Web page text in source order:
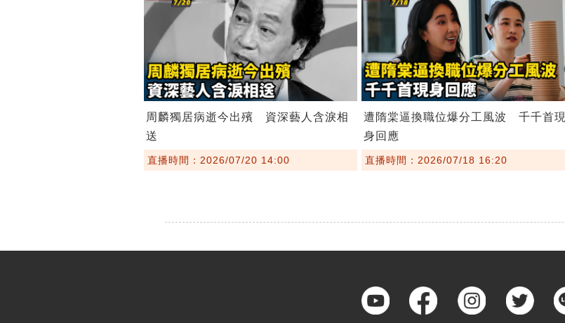
周麟獨居病逝今出殯 資深藝人含淚相
送
直播時間：2026/07/20 14:00
遭隋棠逼換職位爆分工風波 千千首現
身回應
直播時間：2026/07/18 16:20